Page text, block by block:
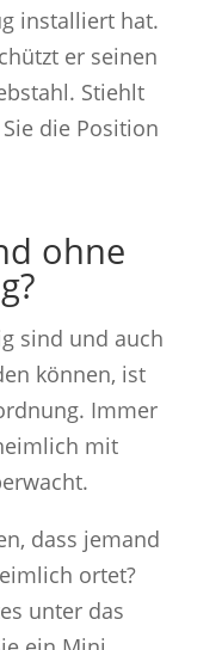
installiert hat.
er seinen
Stiehlt
die Position
ohne
sind und auch
können, ist
Immer
mit
dass jemand
ortet?
unter das